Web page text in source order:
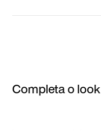
Completa o look